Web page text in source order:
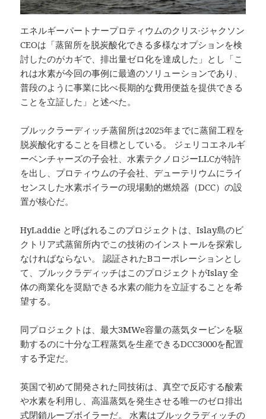
エネルギーパートナープロティウムのクリス·ジャクソン
CEOは「蒸留所を脱炭酸化できる多様なオプションを検
討したのがカギで、排出量ゼロ化を達成した」とし「こ
れは水素が今回の事例に最適のソリューションであり、
普段のように事業に比べ長期的な費用便益を提供できる
ことを立証した」と述べた。
ブルックラーディッチ蒸留所は2025年までに蒸留工程を
脱炭酸化することを目標としている。 ジェリコエネルギ
ーベンチャーズの子会社、水素テクノロジーLLCが特許
を出し、プロティウムの子会社、デューテリウムにライ
センスした水素ボイラーの現場動的燃焼器（DCC）の設
置が核心だ。
HyLaddie と呼ばれるこのプロジェクトは、Islay島のビ
クトリア式蒸留所内でこの技術のインストールを探索し
なければならない。 認証されたBコーポレーションとし
て、ブルックラディッチはこのプロジェクトがIslay 全
体の商業化を奨励できる水素の能力を立証することを希
望する。
同プロジェクトは、最大3MWe容量の蒸気タービンを駆
動するのに十分な工程蒸気を生産できるDCC3000を配置
する予定だ。
英国で初めて開発された同技術は、真空で反応する酸素
や水素を利用し、高温蒸気を発生させる唯一のゼロ排出
式閉鎖ループボイラーだ。 水素はブルックラディッチの